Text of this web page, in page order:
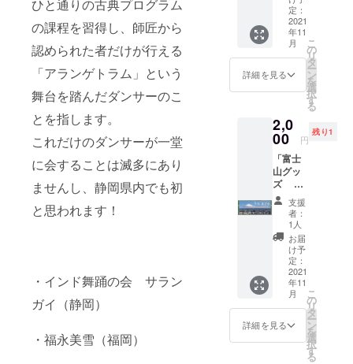
ひと通りの古典プログラム
の課程を習得し、師匠から
認められた者だけが行える
「アランゲトラム」という
舞台を踏んだダンサーのこ
とを指します。
これだけのダンサーが一堂
に会することは滅多にあり
ませんし、静岡県内でも初
と思われます！
・インド舞踊の会 サラン
ガイ（静岡）
・福永美雪（福岡）
へ、耳
ツボを
刺激し
続けて
シール
を貼り
しっか
り観
て、体
からの
サイン
を読み
取り、
必要な
ことを
お伝え
しなが
ら施術
してお
りま
す。 触
間から
効果を
びいた
だくこ
とがで
きませ
ん。ご
了承く
omotef
uji.com/
安心の
サイズ
です。
香り良
いチャ
イをお
セット
内容 ・
チャイ
用茶葉
(25g) ・
チャイ
用スパ
イス
(15g) ・
作り方
メモ ※
牛乳・
砂糖は
ご自身
でご用
意が必
要で
ジナル
缶バッ
チ １
個で
す。
（送料
込み）
デザイ
家 武
田尋善
氏です♪
缶バッ
チサイ
ズは直
径3セン
チサイ
ズにな
りま
す。 発
送準備
が整い
次第、
発送い
たしま
すので
定：
2021
年11
月
詳細を見る
こ
の
リ
タ
ー
ン
を
選
択
す
る
2,0
00 円
残り1
「富士
山グッ
ズ 3
点セッ
ト」 富
士市吉
原商店
街の富
士山専
門店
「東海
道表富
士」よ
り、お
すすめ
の富士
支援
者：
1人
お届
け予
定：
2021
年11
月
詳細を見る
こ
の
リ
タ
ー
ン
を
選
択
す
る